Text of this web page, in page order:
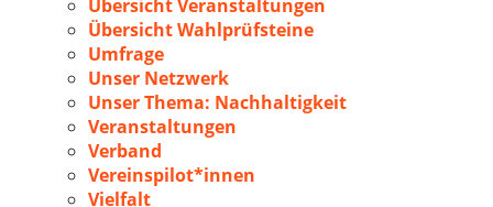
Übersicht Veranstaltungen
Übersicht Wahlprüfsteine
Umfrage
Unser Netzwerk
Unser Thema: Nachhaltigkeit
Veranstaltungen
Verband
Vereinspilot*innen
Vielfalt